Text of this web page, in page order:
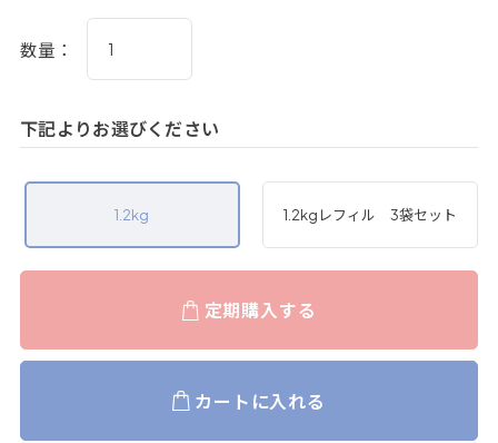
数量：
下記よりお選びください
1.2kg 1.2kgレフィル 3袋セット
定期購入する
カートに入れる